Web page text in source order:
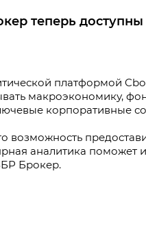
теперь доступны
платформой
макроэкономику,
корпоративные
аналитика
Брокер.